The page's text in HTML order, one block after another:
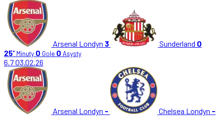
Arsenal Londyn 3 Sunderland 0
25' Minuty 0 Gole 0 Asysty
6.703.02.26
Arsenal Londyn - Chelsea Londyn -